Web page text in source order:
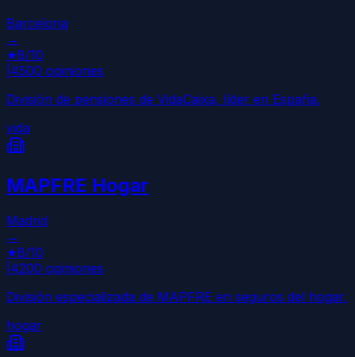
Barcelona
→
★8/10
4500 opiniones
División de pensiones de VidaCaixa, líder en España.
vida
MAPFRE Hogar
Madrid
→
★8/10
4200 opiniones
División especializada de MAPFRE en seguros del hogar.
hogar